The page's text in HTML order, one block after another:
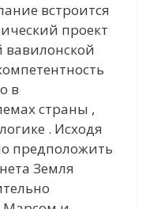
встроится
проект
вавилонской
в
страны ,
. Исходя
предположить
Земля